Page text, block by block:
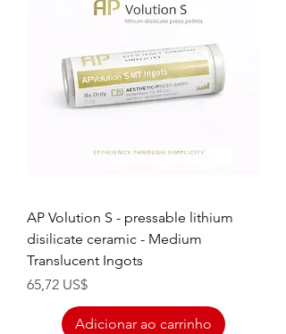
AP Volution S - pressable lithium
disilicate ceramic - Medium
Translucent Ingots
Preço
65,72 US$
Adicionar ao carrinho